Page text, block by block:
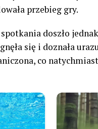
przebieg gry.
doszło
się i doznała
co